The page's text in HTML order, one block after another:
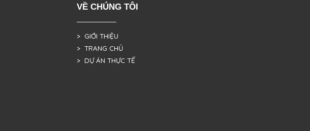
VỀ CHÚNG TÔI
> GIỚI THIỆU
> TRANG CHỦ
> DỰ ÁN THỰC TẾ